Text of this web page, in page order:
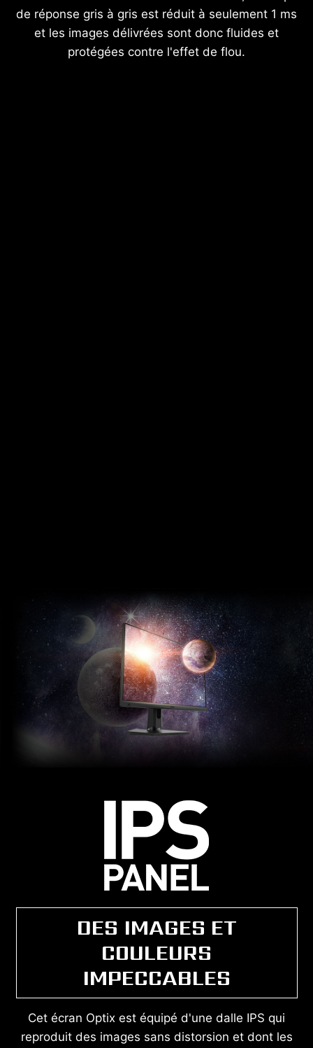
de réponse gris à gris est réduit à seulement 1 ms
et les images délivrées sont donc fluides et
protégées contre l'effet de flou.
DES IMAGES ET
COULEURS
IMPECCABLES
Cet écran Optix est équipé d'une dalle IPS qui
reproduit des images sans distorsion et dont les